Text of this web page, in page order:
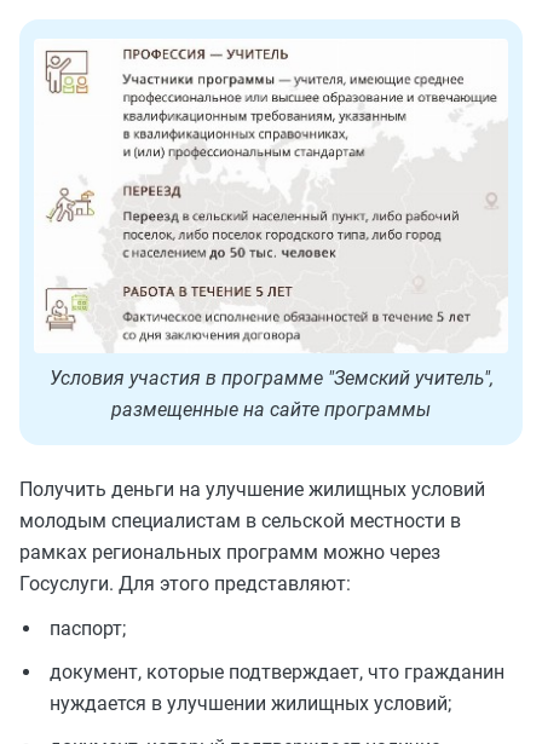
Условия участия в программе "Земский учитель",
размещенные на сайте программы
Получить деньги на улучшение жилищных условий
молодым специалистам в сельской местности в
рамках региональных программ можно через
Госуслуги. Для этого представляют:
паспорт;
документ, которые подтверждает, что гражданин
нуждается в улучшении жилищных условий;